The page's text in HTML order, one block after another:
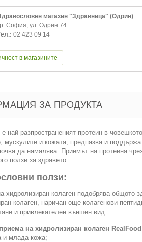
магазин "Здравница" (Одрин)
София, ул. Одрин 74
02 423 09 14
в магазините
ЗА ПРОДУКТА
е най-разпространеният протеин в
мускулите и кожата, предпазва и
да намалява. Приемът на протеина
ползи за здравето.
ползи:
хидролизиран колаген подобрява общото
колаген, наричан още колагенови
и привлекателен външен вид.
на хидролизиран колаген
и млада кожа;